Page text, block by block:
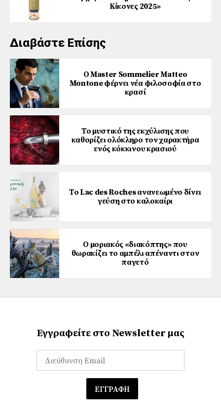
Κίκονες 2025»
Διαβάστε Επίσης
Ο Master Sommelier Matteo
Montone φέρνει νέα φιλοσοφία στο
κρασί
Το μυστικό της εκχύλισης που
καθορίζει ολόκληρο τον χαρακτήρα
ενός κόκκινου κρασιού
Το Lac des Roches ανανεωμένο δίνει
γεύση στο καλοκαίρι
Ο μοριακός «διακόπτης» που
θωρακίζει το αμπέλι απέναντι στον
παγετό
Εγγραφείτε στο Newsletter μας